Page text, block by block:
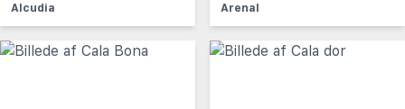
Alcudia Arenal